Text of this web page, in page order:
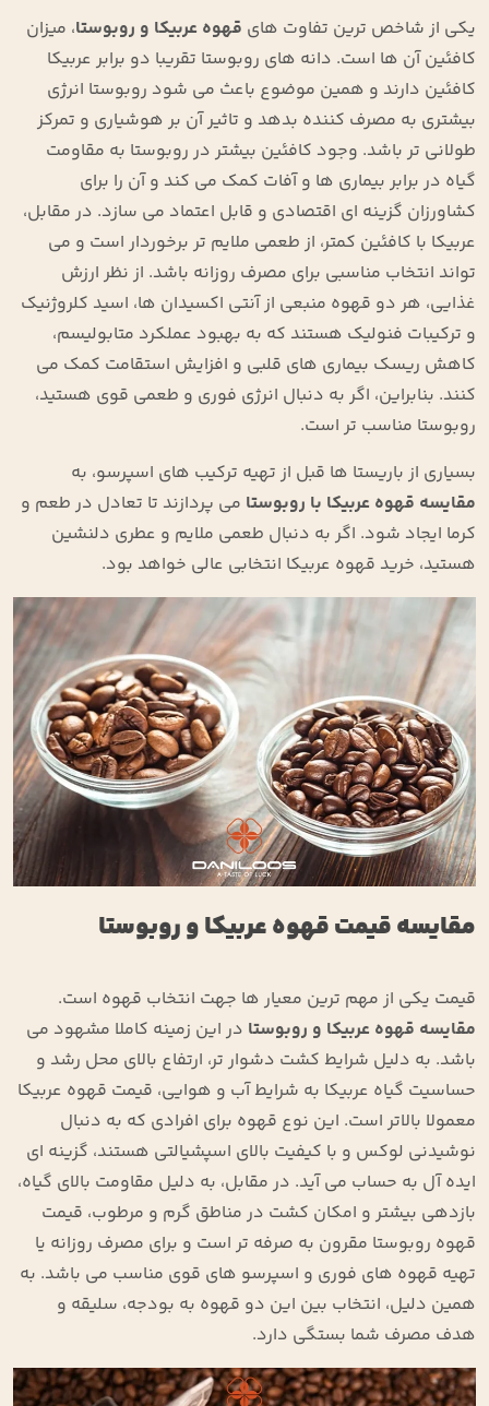
یکی از شاخص ‌ترین تفاوت‌ های قهوه عربیکا و روبوستا، میزان
کافئین آن ‌ها است. دانه ‌های روبوستا تقریبا دو برابر عربیکا
کافئین دارند و همین موضوع باعث می‌ شود روبوستا انرژی
بیشتری به مصرف ‌کننده بدهد و تاثیر آن بر هوشیاری و تمرکز
طولانی ‌تر باشد. وجود کافئین بیشتر در روبوستا به مقاومت
گیاه در برابر بیماری ‌ها و آفات کمک می ‌کند و آن را برای
کشاورزان گزینه ‌ای اقتصادی و قابل اعتماد می‌ سازد. در مقابل،
عربیکا با کافئین کمتر، از طعمی ملایم ‌تر برخوردار است و می
‌تواند انتخاب مناسبی برای مصرف روزانه باشد. از نظر ارزش
غذایی، هر دو قهوه منبعی از آنتی ‌اکسیدان ‌ها، اسید کلروژنیک
و ترکیبات فنولیک هستند که به بهبود عملکرد متابولیسم،
کاهش ریسک بیماری ‌های قلبی و افزایش استقامت کمک می
‌کنند. بنابراین، اگر به دنبال انرژی فوری و طعمی قوی هستید،
روبوستا مناسب ‌تر است.
بسیاری از باریستا ها قبل از تهیه ترکیب ‌های اسپرسو، به
مقایسه قهوه عربیکا با روبوستا می پردازند تا تعادل در طعم و
کرما ایجاد شود. اگر به دنبال طعمی ملایم و عطری دلنشین
هستید، خرید قهوه عربیکا انتخابی عالی خواهد بود.
مقایسه قیمت قهوه عربیکا و روبوستا
قیمت یکی از مهم ‌ترین معیار ها جهت انتخاب قهوه است.
مقایسه قهوه عربیکا و روبوستا در این زمینه کاملا مشهود می
باشد. به دلیل شرایط کشت دشوار تر، ارتفاع بالای محل رشد و
حساسیت گیاه عربیکا به شرایط آب‌ و هوایی، قیمت قهوه عربیکا
معمولا بالاتر است. این نوع قهوه برای افرادی که به دنبال
نوشیدنی لوکس و با کیفیت بالای اسپشیالتی هستند، گزینه ‌ای
ایده ‌آل به حساب می ‌آید. در مقابل، به دلیل مقاومت بالای گیاه،
بازدهی بیشتر و امکان کشت در مناطق گرم و مرطوب، قیمت
قهوه روبوستا مقرون ‌به ‌صرفه ‌تر است و برای مصرف روزانه یا
تهیه قهوه ‌های فوری و اسپرسو های قوی مناسب می باشد. به
همین دلیل، انتخاب بین این دو قهوه به بودجه، سلیقه و
هدف مصرف شما بستگی دارد.